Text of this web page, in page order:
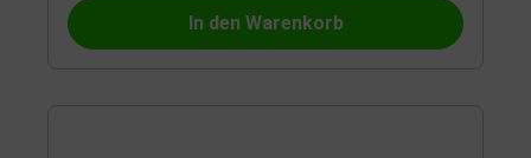
In den Warenkorb